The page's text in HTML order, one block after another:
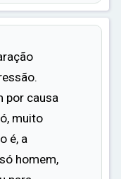
por causa
muito
é, a
homem,